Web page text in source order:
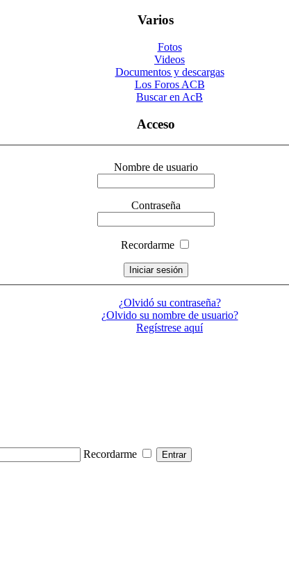
Varios
Fotos
Videos
Documentos y descargas
Los Foros ACB
Buscar en AcB
Acceso
Nombre de usuario
Contraseña
Recordarme
¿Olvidó su contraseña?
¿Olvido su nombre de usuario?
Regístrese aquí
Recordarme